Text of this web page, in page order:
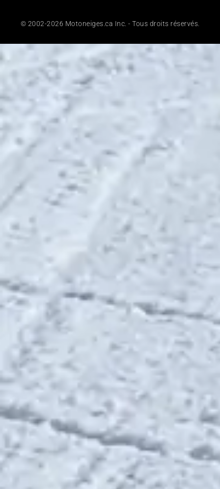
© 2002-2026 Motoneiges.ca Inc. - Tous droits réservés.